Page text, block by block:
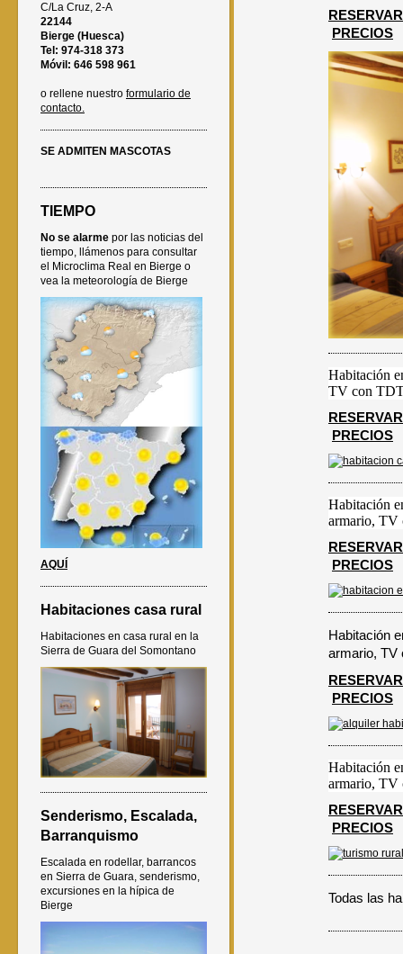
C/La Cruz, 2-A
22144
Bierge (Huesca)
Tel: 974-318 373
Móvil: 646 598 961
o rellene nuestro formulario de
contacto.
SE ADMITEN MASCOTAS
TIEMPO
No se alarme por las noticias del
tiempo, llámenos para consultar
el Microclima Real en Bierge o
vea la meteorología de Bierge
AQUÍ
Habitaciones casa rural
Habitaciones en casa rural en la
Sierra de Guara del Somontano
Senderismo, Escalada,
Barranquismo
Escalada en rodellar, barrancos
en Sierra de Guara, senderismo,
excursiones en la hípica de
Bierge
RESERVAR
PRECIOS
Habitación
TV con
RESERVAR
PRECIOS
Habitación
armario, TV
RESERVAR
PRECIOS
Habitación
armario, TV
RESERVAR
PRECIOS
Habitación
armario, TV
RESERVAR
PRECIOS
Todas las